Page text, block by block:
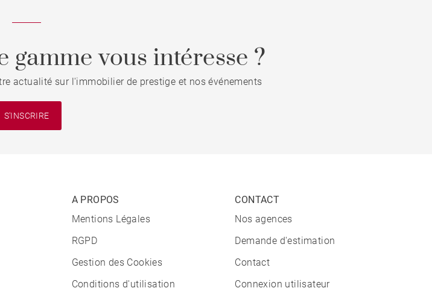
vous intéresse ?
actualité sur l'immobilier de prestige et nos événements
S'INSCRIRE
A PROPOS
Mentions Légales
RGPD
Gestion des Cookies
Conditions d'utilisation
CONTACT
Nos agences
Demande d'estimation
Contact
Connexion utilisateur